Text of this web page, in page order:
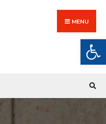
MENU